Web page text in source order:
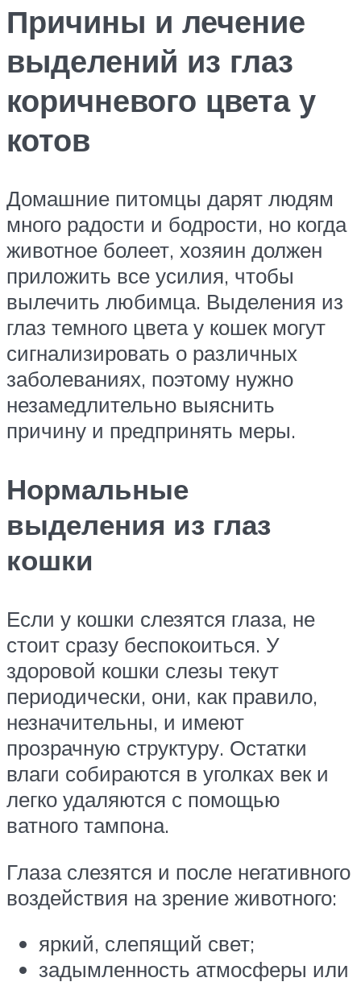
Причины и лечение
выделений из глаз
коричневого цвета у
котов
Домашние питомцы дарят людям
много радости и бодрости, но когда
животное болеет, хозяин должен
приложить все усилия, чтобы
вылечить любимца. Выделения из
глаз темного цвета у кошек могут
сигнализировать о различных
заболеваниях, поэтому нужно
незамедлительно выяснить
причину и предпринять меры.
Нормальные
выделения из глаз
кошки
Если у кошки слезятся глаза, не
стоит сразу беспокоиться. У
здоровой кошки слезы текут
периодически, они, как правило,
незначительны, и имеют
прозрачную структуру. Остатки
влаги собираются в уголках век и
легко удаляются с помощью
ватного тампона.
Глаза слезятся и после негативного
воздействия на зрение животного:
яркий, слепящий свет;
задымленность атмосферы или